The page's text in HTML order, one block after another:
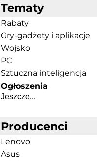
Tematy
Rabaty
Gry-gadżety i aplikacje
Wojsko
PC
Sztuczna inteligencja
Ogłoszenia
Jeszcze...
Producenci
Lenovo
Asus